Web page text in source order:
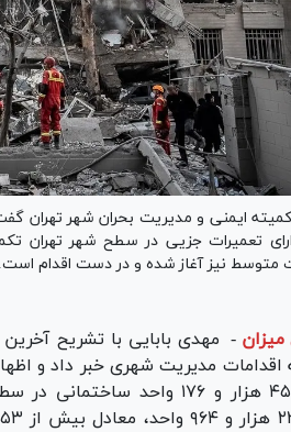
متوسط نیز آغاز شده و در دست اقدام است.
میزان - مهدی بابایی با تشریح
اقدامات مدیریت شهری خبر داد و
مجموعاً ۴۵ هزار و ۱۷۶